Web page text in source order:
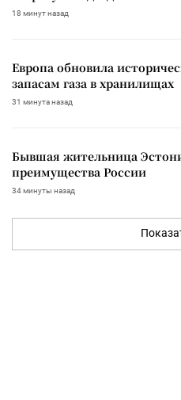
18 минут назад
Европа обновила
запасам газа в хранилищах
31 минута назад
Бывшая жительница
преимущества России
34 минуты назад